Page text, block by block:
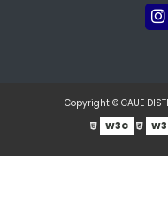
Copyright © CAUE
W3C